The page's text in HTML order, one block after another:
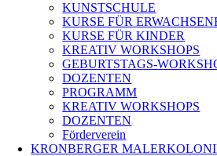
KUNSTSCHULE
KURSE FÜR
KURSE FÜR KINDER
KREATIV WORKSHOPS
GEBURTSTAGS-
DOZENTEN
PROGRAMM
KREATIV WORKSHOPS
DOZENTEN
Förderverein
KRONBERGER